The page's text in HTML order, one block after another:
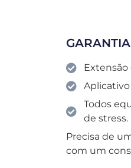
Extensão
Aplicativo
Todos
de stress.
Precisa de
com um